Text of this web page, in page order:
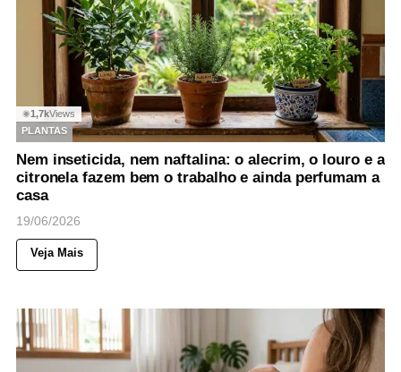
◉1,7kViews
PLANTAS
Nem inseticida, nem naftalina: o alecrim, o louro e a
citronela fazem bem o trabalho e ainda perfumam a
casa
19/06/2026
Veja Mais